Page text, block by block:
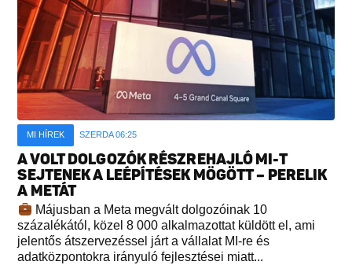
MI HÍREK SZERDA 06:25
A VOLT DOLGOZÓK RÉSZREHAJLÓ MI-T
SEJTENEK A LEÉPÍTÉSEK MÖGÖTT – PERELIK
A METÁT
Májusban a Meta megvált dolgozóinak 10
százalékától, közel 8 000 alkalmazottat küldött el, ami
jelentős átszervezéssel járt a vállalat MI-re és
adatközpontokra irányuló fejlesztései miatt...